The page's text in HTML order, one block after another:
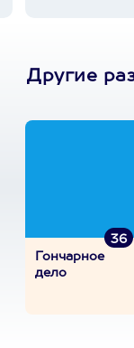
Другие
36
Гончарное
дело